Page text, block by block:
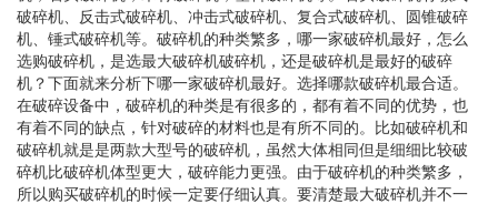
破碎机、反击式破碎机、冲击式破碎机、复合式破碎机、圆锥破碎
机、锤式破碎机等。破碎机的种类繁多，哪一家破碎机最好，怎么
选购破碎机，是选最大破碎机破碎机，还是破碎机是最好的破碎
机？下面就来分析下哪一家破碎机最好。选择哪款破碎机最合适。
在破碎设备中，破碎机的种类是有很多的，都有着不同的优势，也
有着不同的缺点，针对破碎的材料也是有所不同的。比如破碎机和
破碎机就是是两款大型号的破碎机，虽然大体相同但是细细比较破
碎机比破碎机体型更大，破碎能力更强。由于破碎机的种类繁多，
所以购买破碎机的时候一定要仔细认真。要清楚最大破碎机并不一